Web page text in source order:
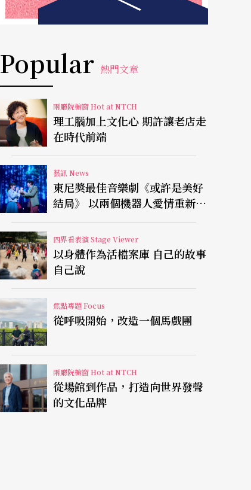
Popular 熱門文章
兩廳院櫥窗 Hot at NTCH
理工腦加上文化心 期許讓老店走
在時代前端
藝訊 News
東尼獎最佳音樂劇《或許是美好
結局》 以兩個機器人愛情重新凝
視有限人生
四界看表演 Stage Viewer
以身體作為活檔案庫 自己的故事
自己說
焦點專題 Focus
從呼吸開始，改造一個馬戲團
兩廳院櫥窗 Hot at NTCH
從場館到作品，打造向世界發聲
的文化品牌